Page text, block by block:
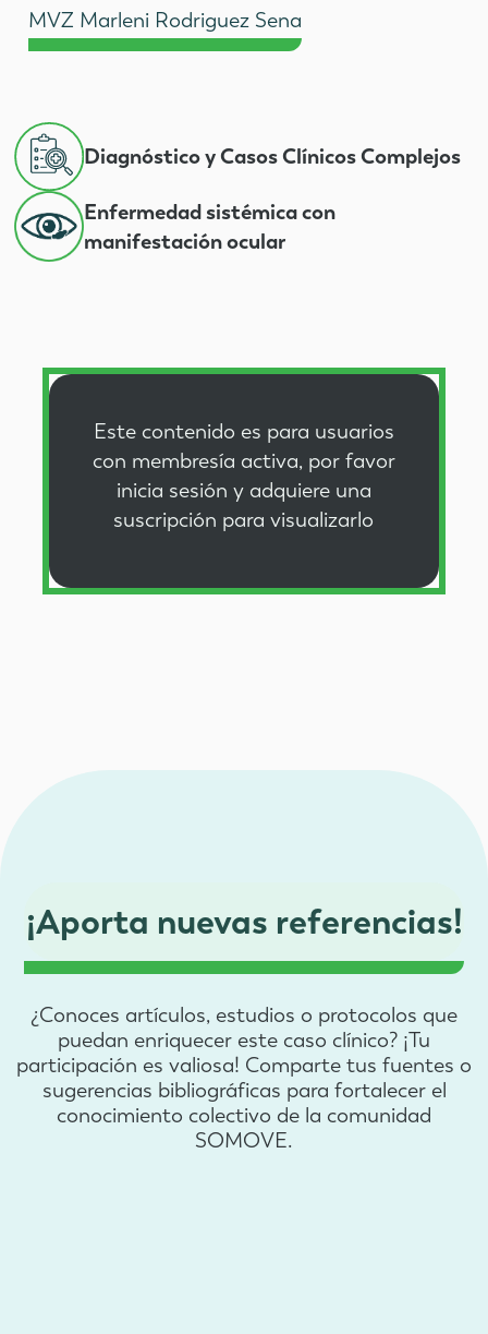
MVZ Marleni Rodriguez Sena
Diagnóstico y Casos Clínicos Complejos
Enfermedad sistémica con
manifestación ocular
Este contenido es para usuarios
con membresía activa, por favor
inicia sesión y adquiere una
suscripción para visualizarlo
¡Aporta nuevas referencias!
¿Conoces artículos, estudios o protocolos que
puedan enriquecer este caso clínico? ¡Tu
participación es valiosa! Comparte tus fuentes o
sugerencias bibliográficas para fortalecer el
conocimiento colectivo de la comunidad
SOMOVE.